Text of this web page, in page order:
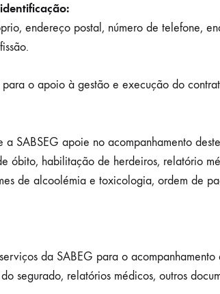
endereço postal, número de telefone,
para o apoio à gestão e execução do
a SABSEG apoie no acompanhamento
óbito, habilitação de herdeiros, relatório
de alcoolémia e toxicologia, ordem de
da SABEG para o
segurado, relatórios médicos, outros